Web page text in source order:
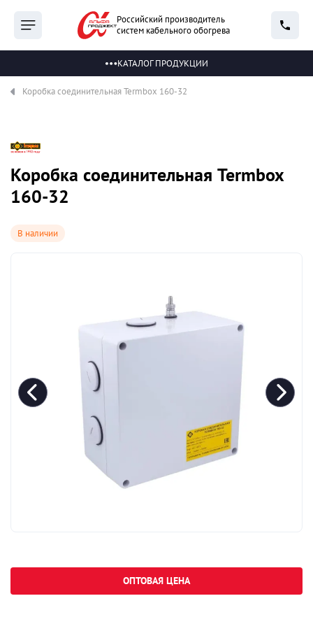
Российский производитель
систем кабельного обогрева
КАТАЛОГ ПРОДУКЦИИ
Коробка соединительная Termbox 160-32
В наличии
Коробка соединительная Termbox
160-32
ОПТОВАЯ ЦЕНА